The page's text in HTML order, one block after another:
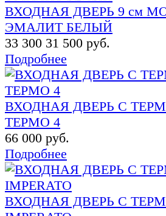
ВХОДНАЯ ДВЕРЬ 9 см
ЭМАЛИТ БЕЛЫЙ
33 300 31 500 руб.
Подробнее
ВХОДНАЯ ДВЕРЬ С
ТЕРМО 4
66 000 руб.
Подробнее
ВХОДНАЯ ДВЕРЬ С